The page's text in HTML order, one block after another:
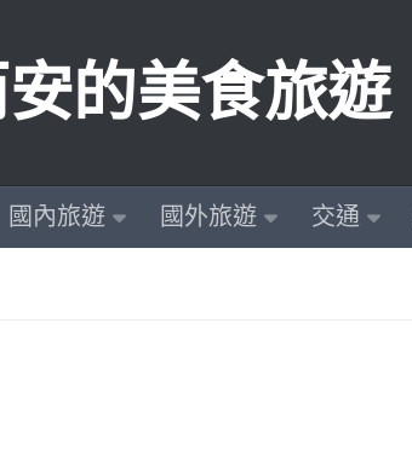
的美食旅遊
國內旅遊 國外旅遊 交通